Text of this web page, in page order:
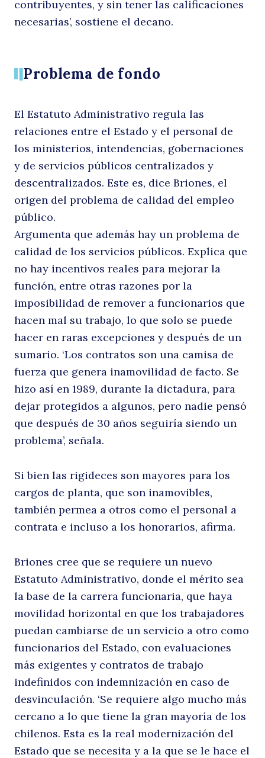
contribuyentes, y sin tener las calificaciones
necesarias’, sostiene el decano.
Problema de fondo
El Estatuto Administrativo regula las
relaciones entre el Estado y el personal de
los ministerios, intendencias, gobernaciones
y de servicios públicos centralizados y
descentralizados. Este es, dice Briones, el
origen del problema de calidad del empleo
público.
Argumenta que además hay un problema de
calidad de los servicios públicos. Explica que
no hay incentivos reales para mejorar la
función, entre otras razones por la
imposibilidad de remover a funcionarios que
hacen mal su trabajo, lo que solo se puede
hacer en raras excepciones y después de un
sumario. ‘Los contratos son una camisa de
fuerza que genera inamovilidad de facto. Se
hizo así en 1989, durante la dictadura, para
dejar protegidos a algunos, pero nadie pensó
que después de 30 años seguiría siendo un
problema’, señala.
Si bien las rigideces son mayores para los
cargos de planta, que son inamovibles,
también permea a otros como el personal a
contrata e incluso a los honorarios, afirma.
Briones cree que se requiere un nuevo
Estatuto Administrativo, donde el mérito sea
la base de la carrera funcionaria, que haya
movilidad horizontal en que los trabajadores
puedan cambiarse de un servicio a otro como
funcionarios del Estado, con evaluaciones
más exigentes y contratos de trabajo
indefinidos con indemnización en caso de
desvinculación. ‘Se requiere algo mucho más
cercano a lo que tiene la gran mayoría de los
chilenos. Esta es la real modernización del
Estado que se necesita y a la que se le hace el